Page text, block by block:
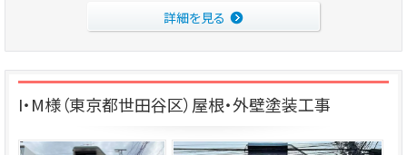
詳細を見る
I・M様（東京都世田谷区）屋根・外壁塗装工事